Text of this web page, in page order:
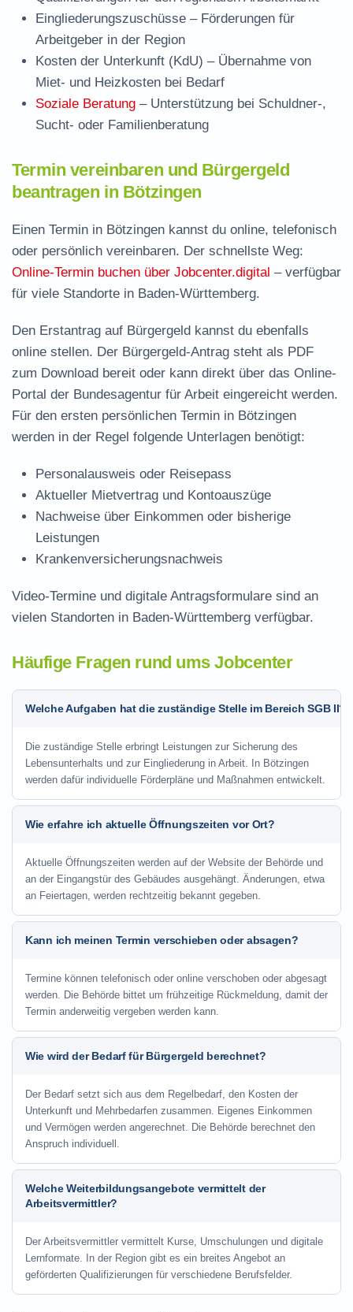
Eingliederungszuschüsse – Förderungen für
Arbeitgeber in der Region
Kosten der Unterkunft (KdU) – Übernahme von
Miet- und Heizkosten bei Bedarf
Soziale Beratung – Unterstützung bei Schuldner-,
Sucht- oder Familienberatung
Termin vereinbaren und Bürgergeld
beantragen in Bötzingen
Einen Termin in Bötzingen kannst du online, telefonisch
oder persönlich vereinbaren. Der schnellste Weg:
Online-Termin buchen über Jobcenter.digital – verfügbar
für viele Standorte in Baden-Württemberg.
Den Erstantrag auf Bürgergeld kannst du ebenfalls
online stellen. Der Bürgergeld-Antrag steht als PDF
zum Download bereit oder kann direkt über das Online-
Portal der Bundesagentur für Arbeit eingereicht werden.
Für den ersten persönlichen Termin in Bötzingen
werden in der Regel folgende Unterlagen benötigt:
Personalausweis oder Reisepass
Aktueller Mietvertrag und Kontoauszüge
Nachweise über Einkommen oder bisherige
Leistungen
Krankenversicherungsnachweis
Video-Termine und digitale Antragsformulare sind an
vielen Standorten in Baden-Württemberg verfügbar.
Häufige Fragen rund ums Jobcenter
Welche Aufgaben hat die zuständige Stelle im Bereich SGB II?
Die zuständige Stelle erbringt Leistungen zur Sicherung des
Lebensunterhalts und zur Eingliederung in Arbeit. In Bötzingen
werden dafür individuelle Förderpläne und Maßnahmen entwickelt.
Wie erfahre ich aktuelle Öffnungszeiten vor Ort?
Aktuelle Öffnungszeiten werden auf der Website der Behörde und
an der Eingangstür des Gebäudes ausgehängt. Änderungen, etwa
an Feiertagen, werden rechtzeitig bekannt gegeben.
Kann ich meinen Termin verschieben oder absagen?
Termine können telefonisch oder online verschoben oder abgesagt
werden. Die Behörde bittet um frühzeitige Rückmeldung, damit der
Termin anderweitig vergeben werden kann.
Wie wird der Bedarf für Bürgergeld berechnet?
Der Bedarf setzt sich aus dem Regelbedarf, den Kosten der
Unterkunft und Mehrbedarfen zusammen. Eigenes Einkommen
und Vermögen werden angerechnet. Die Behörde berechnet den
Anspruch individuell.
Welche Weiterbildungsangebote vermittelt der
Arbeitsvermittler?
Der Arbeitsvermittler vermittelt Kurse, Umschulungen und digitale
Lernformate. In der Region gibt es ein breites Angebot an
geförderten Qualifizierungen für verschiedene Berufsfelder.